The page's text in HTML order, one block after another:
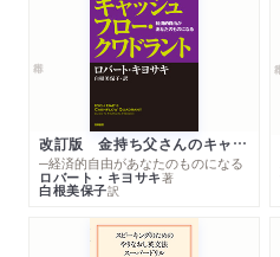
改訂版 金持ち父さんのキャッシュフロー・クワドラント
─経済的自由があなたのものになる
ロバート・キヨサキ著
白根美保子訳